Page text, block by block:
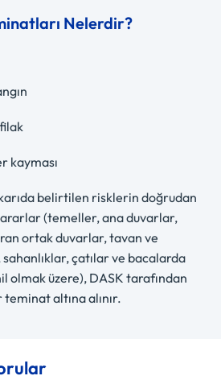
Nelerdir?
kayması
belirtilen risklerin doğrudan
(temeller, ana duvarlar,
ortak duvarlar, tavan ve
çatılar ve bacalarda
olmak üzere), DASK tarafından
altına alınır.